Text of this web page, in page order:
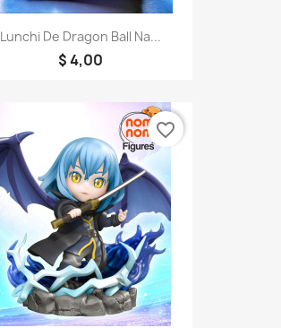
Lunchi De Dragon Ball Na...
$ 4,00
favorite_border